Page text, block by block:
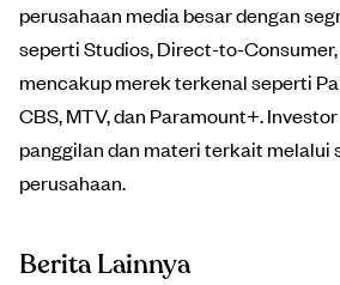
perusahaan media besar dengan
seperti Studios, Direct-to-Consumer,
mencakup merek terkenal seperti
CBS, MTV, dan Paramount+.
panggilan dan materi terkait melalui
perusahaan.
Berita Lainnya